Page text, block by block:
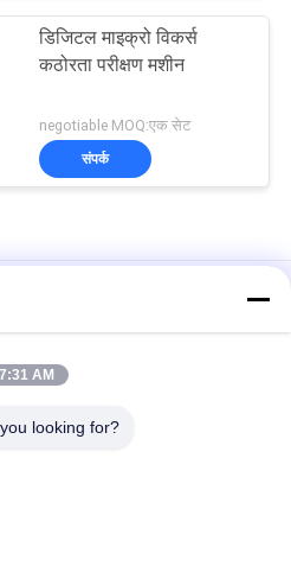
डिजिटल माइक्रो विकर्स
कठोरता परीक्षण मशीन
negotiable MOQ:एक सेट
संपर्क
विकर्स कठोरता परीक्षक मशीन स्टील
कठोरता परीक्षक 8 एचबीडब्ल्यू मापने
7:31 AM
looking for?